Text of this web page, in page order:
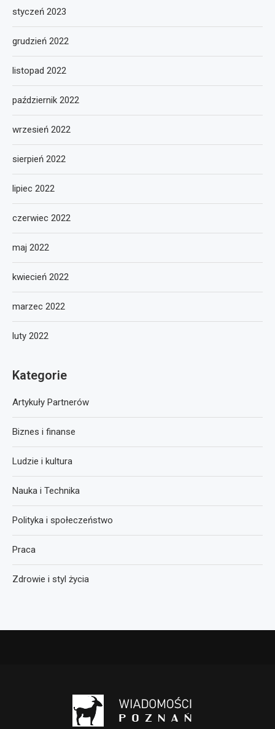
styczeń 2023
grudzień 2022
listopad 2022
październik 2022
wrzesień 2022
sierpień 2022
lipiec 2022
czerwiec 2022
maj 2022
kwiecień 2022
marzec 2022
luty 2022
Kategorie
Artykuły Partnerów
Biznes i finanse
Ludzie i kultura
Nauka i Technika
Polityka i społeczeństwo
Praca
Zdrowie i styl życia